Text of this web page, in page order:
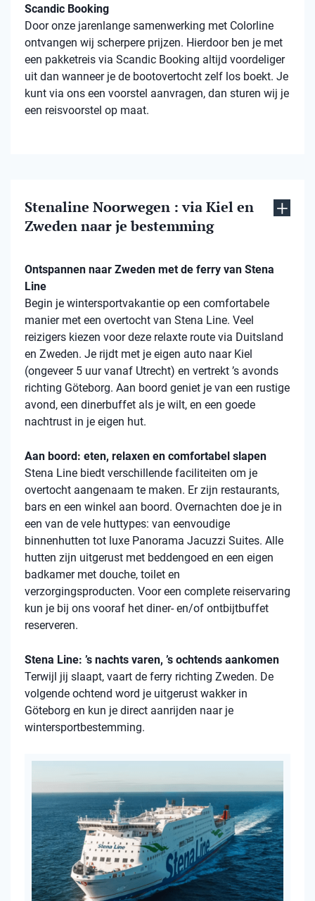
Scandic Booking
Door onze jarenlange samenwerking met Colorline
ontvangen wij scherpere prijzen. Hierdoor ben je met
een pakketreis via Scandic Booking altijd voordeliger
uit dan wanneer je de bootovertocht zelf los boekt. Je
kunt via ons een voorstel aanvragen, dan sturen wij je
een reisvoorstel op maat.
Stenaline Noorwegen : via Kiel en
Zweden naar je bestemming
Ontspannen naar Zweden met de ferry van Stena
Line
Begin je wintersportvakantie op een comfortabele
manier met een overtocht van Stena Line. Veel
reizigers kiezen voor deze relaxte route via Duitsland
en Zweden. Je rijdt met je eigen auto naar Kiel
(ongeveer 5 uur vanaf Utrecht) en vertrekt ’s avonds
richting Göteborg. Aan boord geniet je van een rustige
avond, een dinerbuffet als je wilt, en een goede
nachtrust in je eigen hut.
Aan boord: eten, relaxen en comfortabel slapen
Stena Line biedt verschillende faciliteiten om je
overtocht aangenaam te maken. Er zijn restaurants,
bars en een winkel aan boord. Overnachten doe je in
een van de vele huttypes: van eenvoudige
binnenhutten tot luxe Panorama Jacuzzi Suites. Alle
hutten zijn uitgerust met beddengoed en een eigen
badkamer met douche, toilet en
verzorgingsproducten. Voor een complete reiservaring
kun je bij ons vooraf het diner- en/of ontbijtbuffet
reserveren.
Stena Line: ’s nachts varen, ’s ochtends aankomen
Terwijl jij slaapt, vaart de ferry richting Zweden. De
volgende ochtend word je uitgerust wakker in
Göteborg en kun je direct aanrijden naar je
wintersportbestemming.